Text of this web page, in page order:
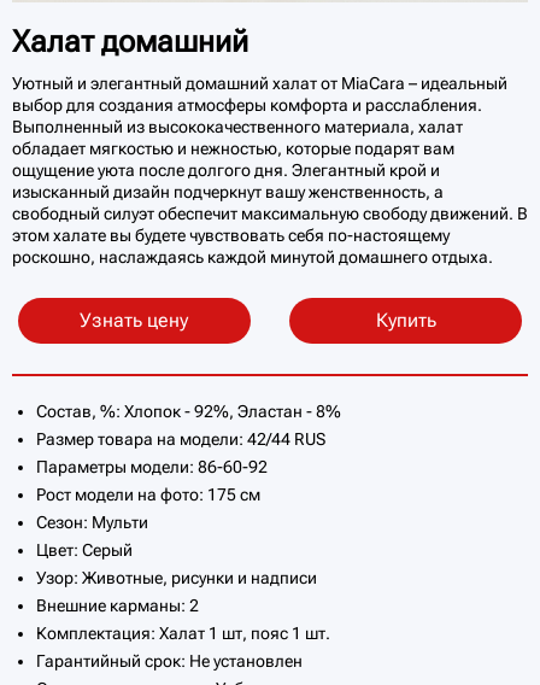
Халат домашний
Уютный и элегантный домашний халат от MiaCara – идеальный
выбор для создания атмосферы комфорта и расслабления.
Выполненный из высококачественного материала, халат
обладает мягкостью и нежностью, которые подарят вам
ощущение уюта после долгого дня. Элегантный крой и
изысканный дизайн подчеркнут вашу женственность, а
свободный силуэт обеспечит максимальную свободу движений. В
этом халате вы будете чувствовать себя по-настоящему
роскошно, наслаждаясь каждой минутой домашнего отдыха.
Узнать цену Купить
Состав, %: Хлопок - 92%, Эластан - 8%
Размер товара на модели: 42/44 RUS
Параметры модели: 86-60-92
Рост модели на фото: 175 см
Сезон: Мульти
Цвет: Серый
Узор: Животные, рисунки и надписи
Внешние карманы: 2
Комплектация: Халат 1 шт, пояс 1 шт.
Гарантийный срок: Не установлен